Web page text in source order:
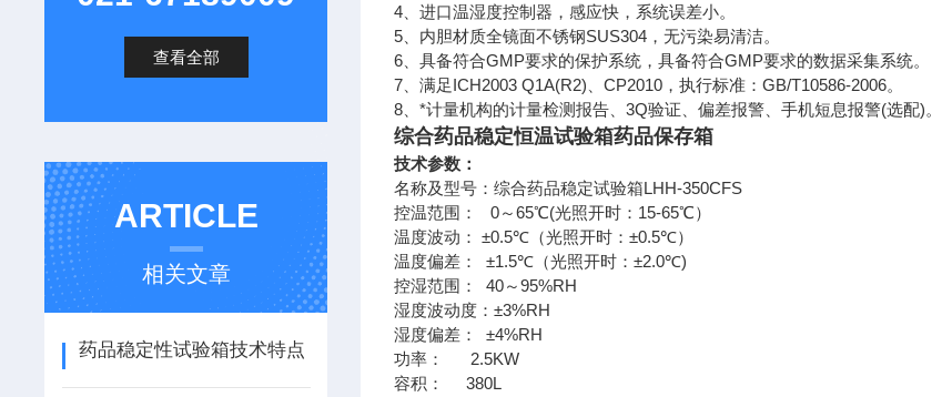
查看全部
ARTICLE
相关文章
药品稳定性试验箱技术特点
4、进口温湿度控制器，感应快，系统误差小。
5、内胆材质全镜面不锈钢SUS304，无污染易清洁。
6、具备符合GMP要求的保护系统，具备符合GMP要求的数据采集系统。
7、满足ICH2003 Q1A(R2)、CP2010，执行标准：GB/T10586-2006。
8、*计量机构的计量检测报告、3Q验证、偏差报警、手机短息报警(选配)。
综合药品稳定恒温试验箱药品保存箱
技术参数：
名称及型号：综合药品稳定试验箱LHH-350CFS
控温范围： 0～65℃(光照开时：15-65℃）
温度波动：±0.5℃ （光照开时：±0.5℃）
温度偏差：
±1.5℃ （光照开时：±2.0℃)
控湿范围： 40～95%RH
湿度波动度：±3%RH
湿度偏差： ±4%RH
功率： 2.5KW
容积： 380L